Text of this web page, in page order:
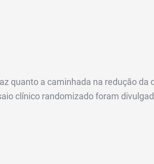
quanto a caminhada na redução da
clínico randomizado foram